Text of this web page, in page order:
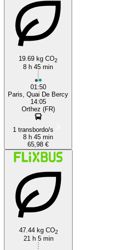
19.69 kg CO2
8 h 45 min
01:50
Paris, Quai De Bercy
14:05
Orthez (FR)
1 transbordo/s
8 h 45 min
65,98 €
47.44 kg CO2
21 h 5 min